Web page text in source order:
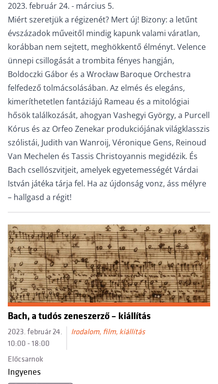
2023. február 24. - március 5.
Miért szeretjük a régizenét? Mert új! Bizony: a letűnt
évszázadok műveitől mindig kapunk valami váratlan,
korábban nem sejtett, meghökkentő élményt. Velence
ünnepi csillogását a trombita fényes hangján,
Boldoczki Gábor és a Wrocław Baroque Orchestra
felfedező tolmácsolásában. Az elmés és elegáns,
kimeríthetetlen fantáziájú Rameau és a mitológiai
hősök találkozását, ahogyan Vashegyi György, a Purcell
Kórus és az Orfeo Zenekar produkciójának világklasszis
szólistái, Judith van Wanroij, Véronique Gens, Reinoud
Van Mechelen és Tassis Christoyannis megidézik. És
Bach csellószvitjeit, amelyek egyetemességét Várdai
István játéka tárja fel. Ha az újdonság vonz, áss mélyre
– hallgasd a régit!
Bach, a tudós zeneszerző – kiállítás
2023. február 24.
10:00 - 18:00
Irodalom, film, kiállítás
Előcsarnok
Ingyenes